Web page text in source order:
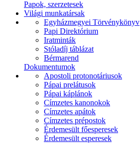
Papok, szerzetesek
Világi munkatársak
Egyházmegyei Törvénykönyv
Papi Direktórium
Iratminták
Stóladíj táblázat
Bérmarend
Dokumentumok
Apostoli protonotáriusok
Pápai prelátusok
Pápai káplánok
Címzetes kanonokok
Címzetes apátok
Címzetes prépostok
Érdemesült főesperesek
Érdemesült esperesek